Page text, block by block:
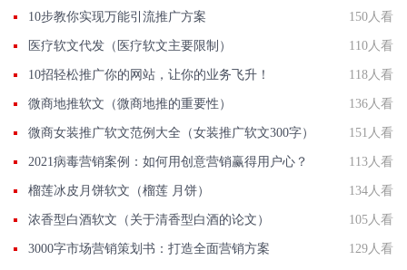
10步教你实现万能引流推广方案 150人看
医疗软文代发（医疗软文主要限制） 110人看
10招轻松推广你的网站，让你的业务飞升！ 118人看
微商地推软文（微商地推的重要性） 136人看
微商女装推广软文范例大全（女装推广软文300字） 151人看
2021病毒营销案例：如何用创意营销赢得用户心？ 113人看
榴莲冰皮月饼软文（榴莲 月饼） 134人看
浓香型白酒软文（关于清香型白酒的论文） 105人看
3000字市场营销策划书：打造全面营销方案 129人看